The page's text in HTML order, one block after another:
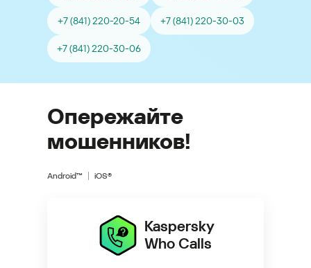
+7 (841) 220-20-54 +7 (841) 220-30-03
+7 (841) 220-30-06
Опережайте
мошенников!
Android™ iOS®
Kaspersky
Who Calls